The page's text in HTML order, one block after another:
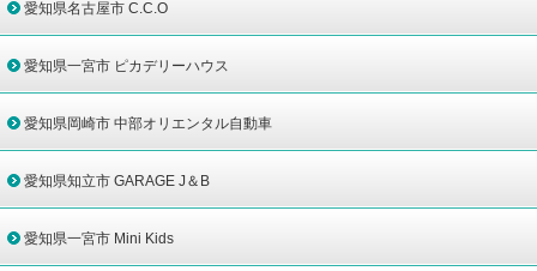
愛知県名古屋市 C.C.O
愛知県一宮市 ピカデリーハウス
愛知県岡崎市 中部オリエンタル自動車
愛知県知立市 GARAGE J＆B
愛知県一宮市 Mini Kids